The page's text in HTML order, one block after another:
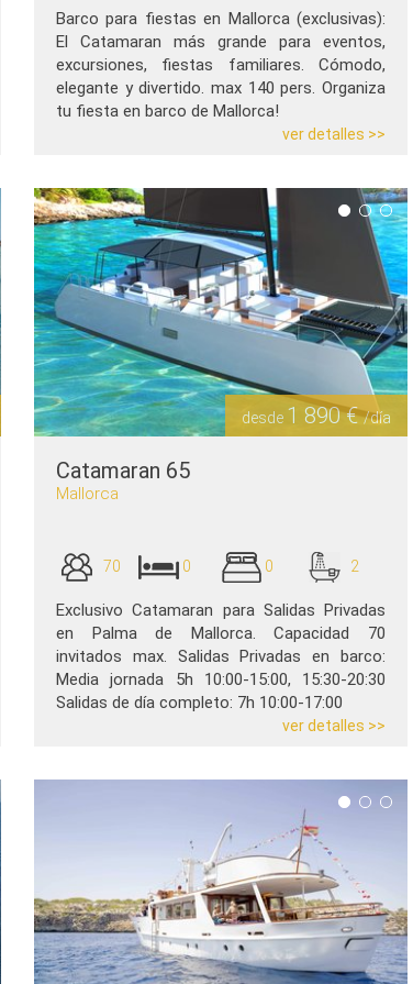
Barco para fiestas en Mallorca (exclusivas):
El Catamaran más grande para eventos,
excursiones, fiestas familiares. Cómodo,
elegante y divertido. max 140 pers. Organiza
tu fiesta en barco de Mallorca!
ver detalles >>
desde 1 890 €/día
Catamaran 65
Mallorca
70 0 0 2
Exclusivo Catamaran para Salidas Privadas
en Palma de Mallorca. Capacidad 70
invitados max. Salidas Privadas en barco:
Media jornada 5h 10:00-15:00, 15:30-20:30
Salidas de día completo: 7h 10:00-17:00
ver detalles >>